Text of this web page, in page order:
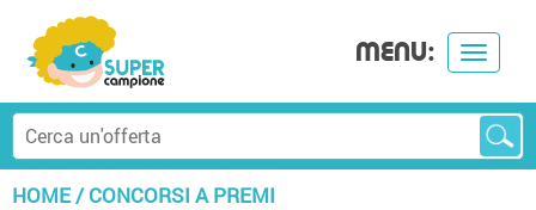
Toggle
MENU:
HOME/CONCORSI A PREMI